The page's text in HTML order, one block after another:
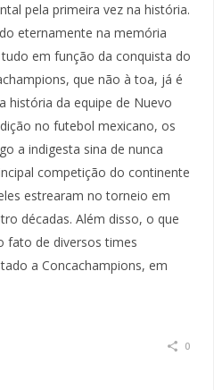
pela primeira vez na história.
eternamente na memória
em função da conquista do
que não à toa, já é
história da equipe de Nuevo
no futebol mexicano, os
a indigesta sina de nunca
competição do continente
estrearam no torneio em
décadas. Além disso, o que
fato de diversos times
a Concachampions, em
0